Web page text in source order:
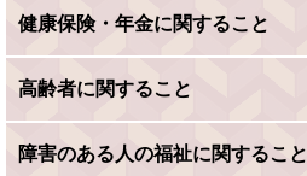
健康保険・年金に関すること
高齢者に関すること
障害のある人の福祉に関すること